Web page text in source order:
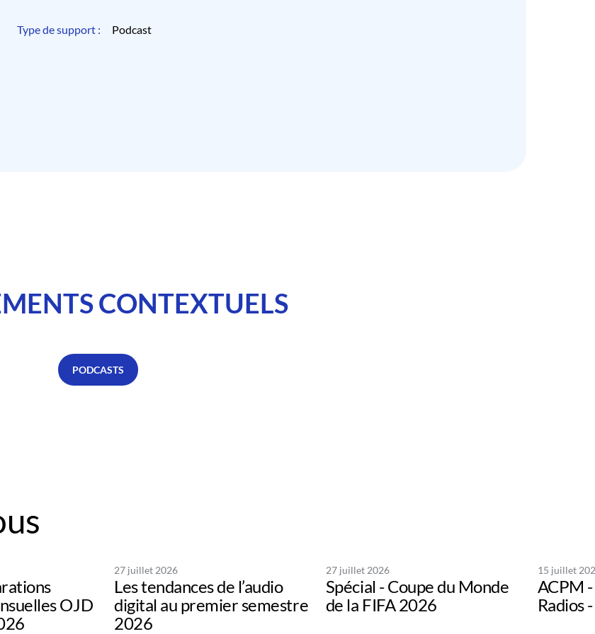
Type de support : Podcast
CONTEXTUELS
PODCASTS
OJD
27 juillet 2026
Les tendances de l’audio
digital au premier semestre
2026
27 juillet 2026
Spécial - Coupe du Monde
de la FIFA 2026
15 juillet
ACPM
Radios